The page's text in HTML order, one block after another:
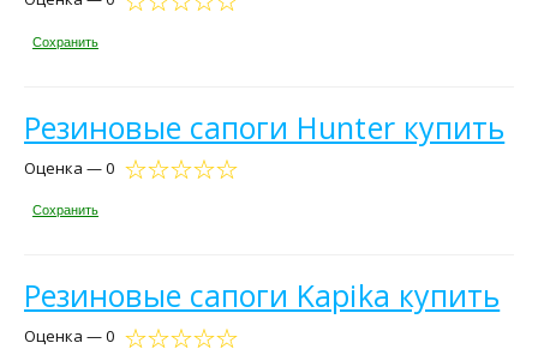
Сохранить
Резиновые сапоги Hunter купить
Оценка — 0
Сохранить
Резиновые сапоги Kapika купить
Оценка — 0